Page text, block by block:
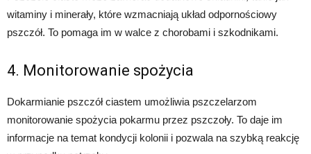
witaminy i minerały, które wzmacniają układ odpornościowy
pszczół. To pomaga im w walce z chorobami i szkodnikami.
4. Monitorowanie spożycia
Dokarmianie pszczół ciastem umożliwia pszczelarzom
monitorowanie spożycia pokarmu przez pszczoły. To daje im
informacje na temat kondycji kolonii i pozwala na szybką reakcję